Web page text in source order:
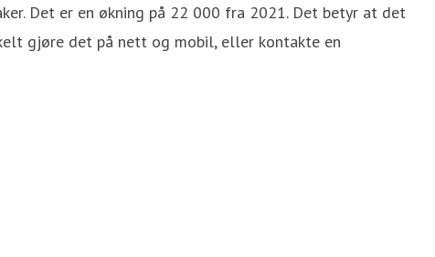
Det er en økning på 22 000 fra 2021. Det betyr at det
gjøre det på nett og mobil, eller kontakte en